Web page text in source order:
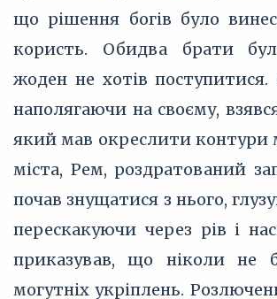
що рішення богів було
користь. Обидва брати
жоден не хотів
наполягаючи на своєму,
який мав окреслити контури
міста, Рем, роздратований
почав знущатися з нього,
перескакуючи через рів і
приказував, що ніколи не
могутніх укріплень.